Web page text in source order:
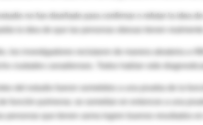
no fue diseñado para confirmar o refutar la idea
la idea de que las personas obesas tienen
los investigadores reclutaron de manera aleatoria a
ciudades canadienses. Todos habían sido
personas que tienen asma logren buenos resultados en